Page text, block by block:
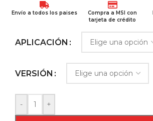
Envío a todos los paises
Compra a MSI con
tarjeta de crédito
APLICACIÓN
VERSIÓN
- +